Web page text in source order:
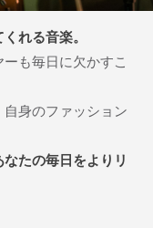
れる音楽。
も毎日に欠かすこ
身のファッション
たの毎日をよりリ